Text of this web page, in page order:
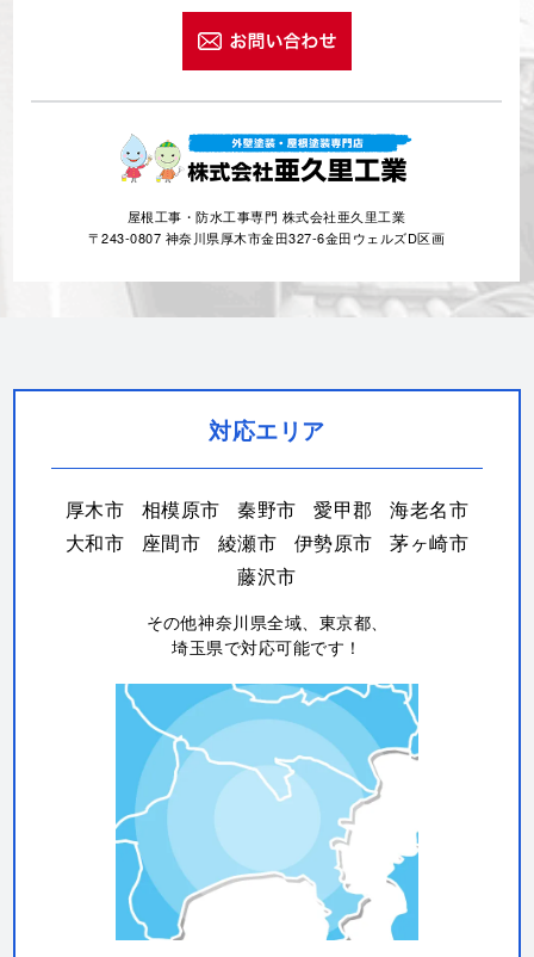
屋根工事・防水工事専門 株式会社亜久里工業
〒243-0807 神奈川県厚木市金田327-6金田ウェルズD区画
対応エリア
厚木市 相模原市 秦野市 愛甲郡
海老名市
大和市
座間市 綾瀬市 伊勢原市
茅ヶ崎市
藤沢市
その他神奈川県全域、東京都、
埼玉県で対応可能です！